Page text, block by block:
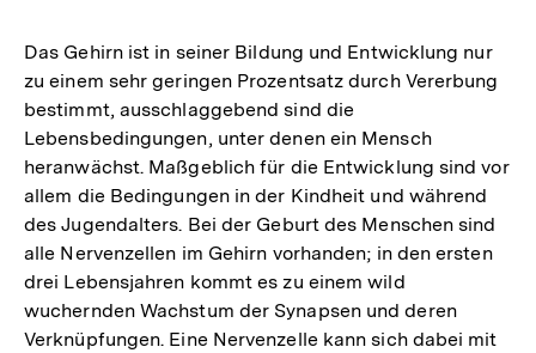
Das Gehirn ist in seiner Bildung und Entwicklung nur
zu einem sehr geringen Prozentsatz durch Vererbung
bestimmt, ausschlaggebend sind die
Lebensbedingungen, unter denen ein Mensch
heranwächst. Maßgeblich für die Entwicklung sind vor
allem die Bedingungen in der Kindheit und während
des Jugendalters. Bei der Geburt des Menschen sind
alle Nervenzellen im Gehirn vorhanden; in den ersten
drei Lebensjahren kommt es zu einem wild
wuchernden Wachstum der Synapsen und deren
Verknüpfungen. Eine Nervenzelle kann sich dabei mit